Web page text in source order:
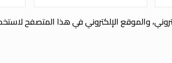
والموقع الإلكتروني في هذا المتصفح